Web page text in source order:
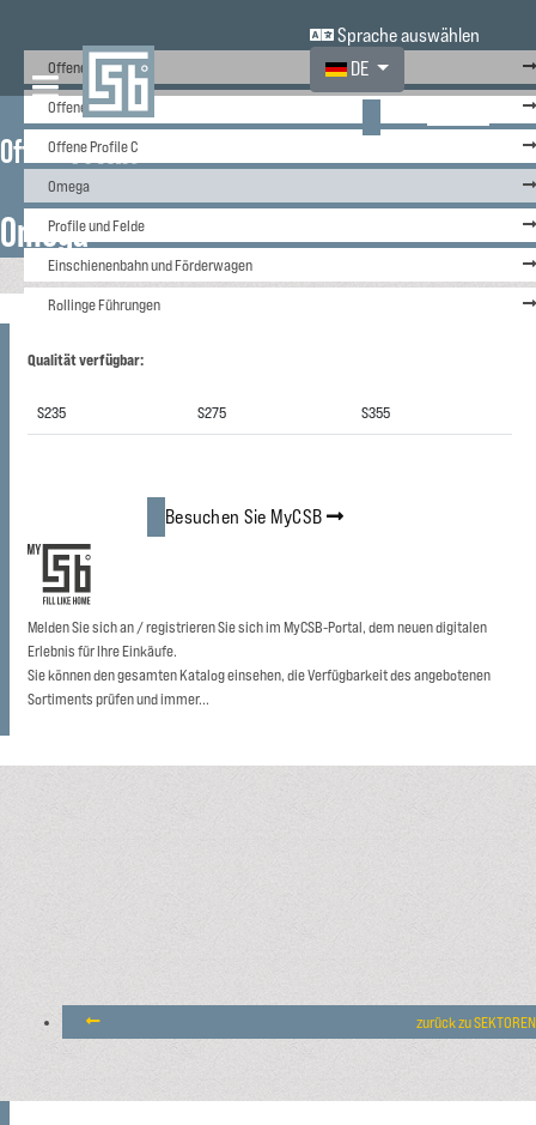
Sprache auswählen
Sprache auswählen
DE
OffeneProfile
Omega
Qualität verfügbar:
S235 S275 S355
Besuchen Sie MyCSB
Melden Sie sich an / registrieren Sie sich im MyCSB-Portal, dem neuen digitalen
Erlebnis für Ihre Einkäufe.
Sie können den gesamten Katalog einsehen, die Verfügbarkeit des angebotenen
Sortiments prüfen und immer...
zurück zu SEKTOREN
Offene Profile U
Offene Profile L
Offene Profile C
Omega
Profile und Felde
Einschienenbahn und Förderwagen
Rollinge Führungen